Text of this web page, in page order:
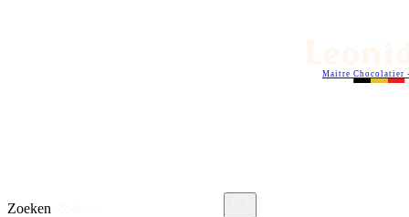
Zoeken
Maitre Chocolatier